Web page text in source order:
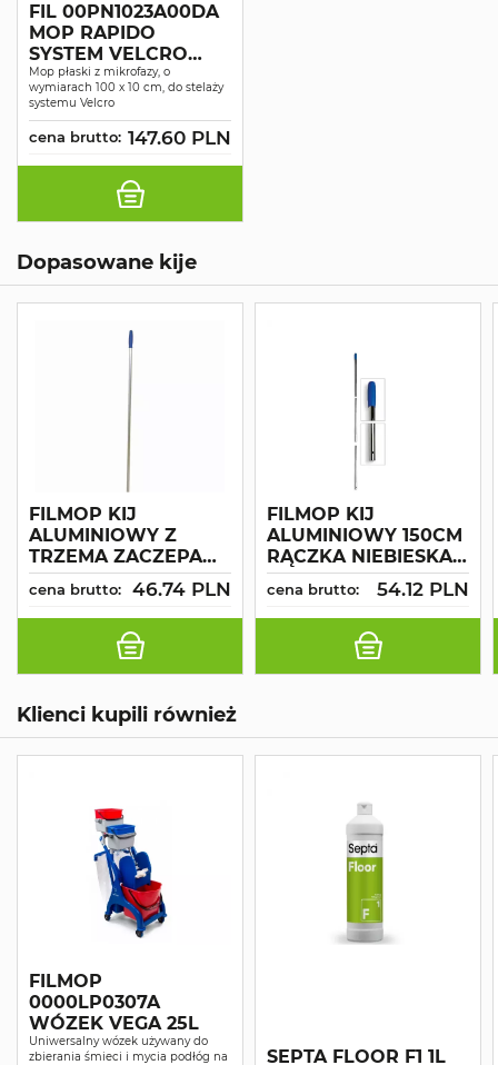
FIL 00PN1023A00DA
MOP RAPIDO
SYSTEM VELCRO
MIKROFAZA
100X10CM
Mop płaski z mikrofazy, o
wymiarach 100 x 10 cm, do stelaży
systemu Velcro
cena brutto: 147.60 PLN
Dopasowane kije
FILMOP KIJ
ALUMINIOWY Z
TRZEMA ZACZEPAMI
130CM RĄCZKA
NIEBIESKA FI 23MM
OZNAKOWANIE
cena brutto: 46.74 PLN
FILMOP KIJ
ALUMINIOWY 150CM
RĄCZKA NIEBIESKA
FI 23MM
OZNAKOWANIE
HACCP
cena brutto: 54.12 PLN
Klienci kupili również
FILMOP
0000LP0307A
WÓZEK VEGA 25L
Uniwersalny wózek używany do
zbierania śmieci i mycia podłóg na
SEPTA FLOOR F1 1L